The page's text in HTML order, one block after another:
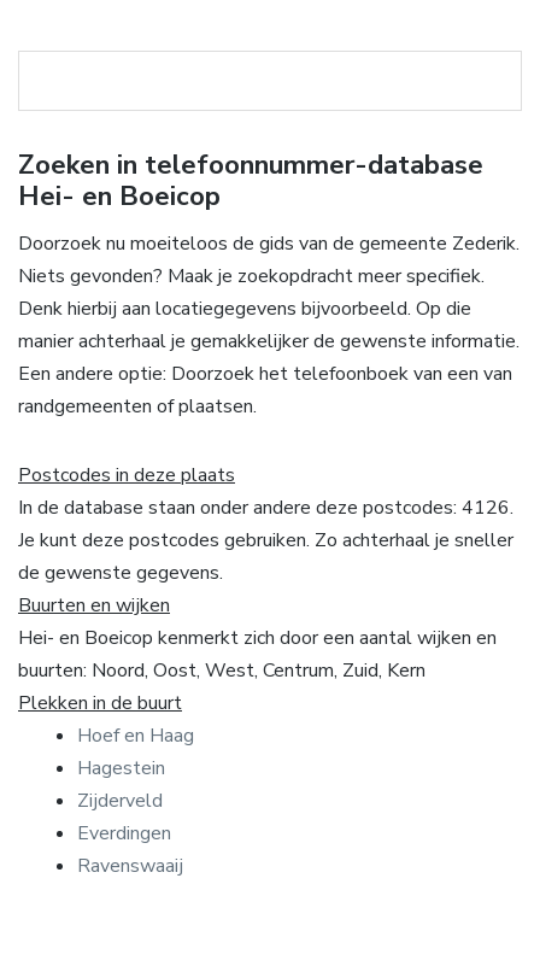
Zoeken in telefoonnummer-database
Hei- en Boeicop
Doorzoek nu moeiteloos de gids van de gemeente Zederik.
Niets gevonden? Maak je zoekopdracht meer specifiek.
Denk hierbij aan locatiegegevens bijvoorbeeld. Op die
manier achterhaal je gemakkelijker de gewenste informatie.
Een andere optie: Doorzoek het telefoonboek van een van
randgemeenten of plaatsen.
Postcodes in deze plaats
In de database staan onder andere deze postcodes: 4126.
Je kunt deze postcodes gebruiken. Zo achterhaal je sneller
de gewenste gegevens.
Buurten en wijken
Hei- en Boeicop kenmerkt zich door een aantal wijken en
buurten: Noord, Oost, West, Centrum, Zuid, Kern
Plekken in de buurt
Hoef en Haag
Hagestein
Zijderveld
Everdingen
Ravenswaaij